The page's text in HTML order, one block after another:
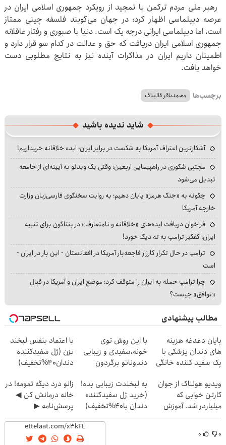
رهبر ملی مردم ترکمن با تمجید از رویکرد جمهوری اسلامی ایران در
عرصه دیپلماسی اظهار کرد: در جهان می‌گویند فلسفه چینی ممتاز
است، اما دیپلماسی ایرانی درجه یک است. دنیا با صبوری و رفتار عاقلانه
جمهوری اسلامی ایران دریافت که حق و عدالت در کدام سو قرار دارد و
اطمینان داریم ایران در مذاکرات آینده نیز به نتایج مطلوبی دست
خواهد یافت.
برچسب‌ها محمدباقر قالیباف
شاید ندیده باشید
آشکارترین اعتراف آمریکا به شکست در برابر ایران؛ ایده خلاقانه خریداریم!
مجتبی شکوری در راهپیمایی اربعین؛ وقتی یک ویدئو به آیینه‌ای از جامعه
تبدیل می‌شود
چگونه به «جنگ هرمز» پایان دهیم؛ به روایت سخنگوی فارسی‌زبان وزارت
خارجه آمریکا
فراخوان دریافت ایده‌های «خلاقانه و نامتعارف» در پنتاگون برای تنبیه
ایران؛ کفگیر ترامپ به ته دیگ خورد!
ترامپ در حال تکرار کارزار فاجعه‌بار آمریکا در افغانستان - این بار در ایران -
است
چرا ترامپ حمله به ایران را متوقف کرد؛ موضع ایران و آمریکا در قبال
«توافق» چیست؟
مطالب پیشنهادی
پایان دغدغه هزینه
های دندان پزشکی با
پک سفید کننده خانگی
با این روش توی
خونه،سفیدی و زیبایی
دندوناتو برگردون
با اعتماد بنفس لبخند
بزن (ژل سفیدکننده
دندان40%تخفیف)
ویدیو هولناک از جوان
کارتن خوابی که
میلیاردر شد. آموزش
رایگان
به لبخندت زیبایی بده!
(خرید ژل سفیدکننده
دندان با40%تخفیف)
زانو درد دیگه تمومه! در
خانه درمانش کن ◀
پرسش‌نامه ▶
۰ ۰